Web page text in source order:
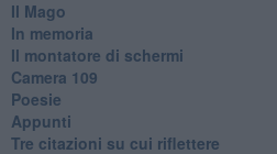
Il Mago
In memoria
Il montatore di schermi
Camera 109
Poesie
Appunti
Tre citazioni su cui riflettere